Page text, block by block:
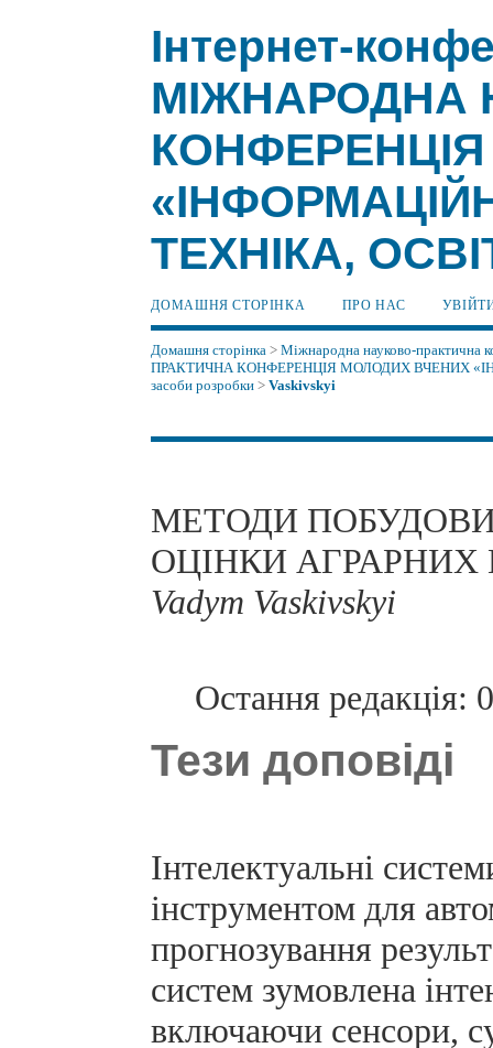
Інтернет-
МІЖНАРОДНА
ТЕХНІКА,
ДОМАШНЯ СТОРІНКА ПРО НАС
Домашня сторінка >Міжнародна науково-практична
ПРАКТИЧНА КОНФЕРЕНЦІЯ МОЛОДИХ ВЧЕНИХ
засоби розробки >Vaskivskyi
МЕТОДИ
ОЦІНКИ АГРАРНИХ
Vadym Vaskivskyi
Остання редакція:
Тези доповіді
Інтелектуальні
інструментом для
прогнозування
систем зумовлена
включаючи сенсори,